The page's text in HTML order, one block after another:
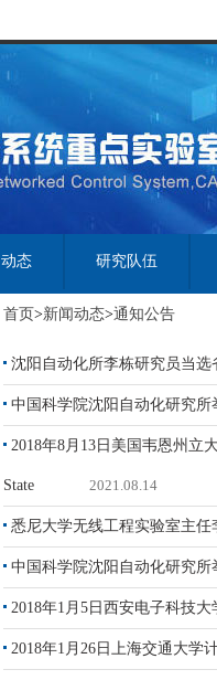
态 研究队伍
首页>新闻动态>通知公告
沈阳自动化所李栋研究员当
中国科学院沈阳自动化研究
2018年8月13日美国韦恩州立
State 2021.08.14
悉尼大学无线工程实验室主任
中国科学院沈阳自动化研究
2018年1月5日西安电子科技
2018年1月26日上海交通大学